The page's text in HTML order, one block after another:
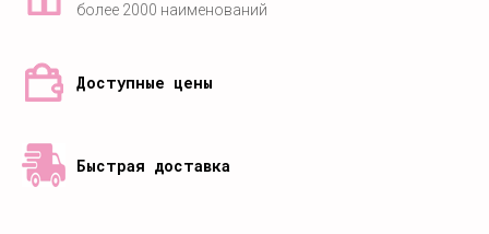
более 2000 наименований
Доступные цены
Быстрая доставка